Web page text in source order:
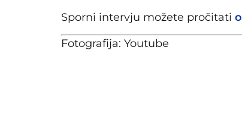
Sporni intervju možete pročitati
Fotografija: Youtube